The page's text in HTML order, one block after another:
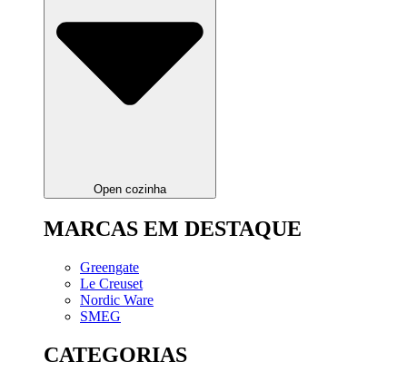
Open cozinha
MARCAS EM DESTAQUE
Greengate
Le Creuset
Nordic Ware
SMEG
CATEGORIAS